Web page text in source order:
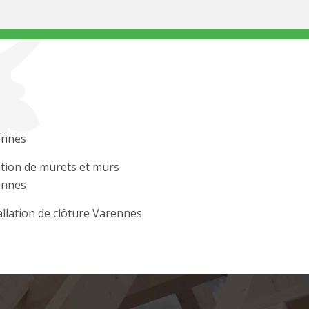
de murets et murs
de clôture Varennes